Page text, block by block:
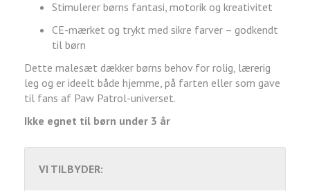
Stimulerer børns fantasi, motorik og kreativitet
CE-mærket og trykt med sikre farver – godkendt
til børn
Dette malesæt dækker børns behov for rolig, lærerig
leg og er ideelt både hjemme, på farten eller som gave
til fans af Paw Patrol-universet.
Ikke egnet til børn under 3 år
VI TILBYDER: